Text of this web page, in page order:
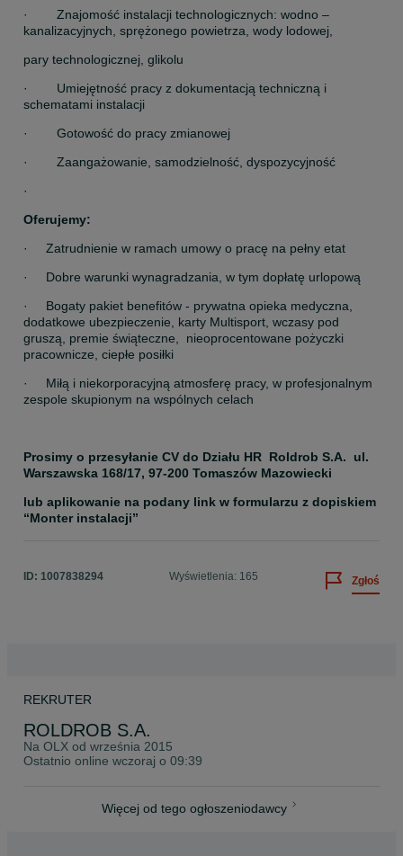
·        Znajomość instalacji technologicznych: wodno –
kanalizacyjnych, sprężonego powietrza, wody lodowej,
pary technologicznej, glikolu
·        Umiejętność pracy z dokumentacją techniczną i
schematami instalacji
·        Gotowość do pracy zmianowej
·        Zaangażowanie, samodzielność, dyspozycyjność
·
Oferujemy:
·     Zatrudnienie w ramach umowy o pracę na pełny etat
·     Dobre warunki wynagradzania, w tym dopłatę urlopową
·     Bogaty pakiet benefitów - prywatna opieka medyczna,
dodatkowe ubezpieczenie, karty Multisport, wczasy pod
gruszą, premie świąteczne,  nieoprocentowane pożyczki
pracownicze, ciepłe posiłki
·     Miłą i niekorporacyjną atmosferę pracy, w profesjonalnym
zespole skupionym na wspólnych celach
Prosimy o przesyłanie CV do Działu HR  Roldrob S.A.  ul.
Warszawska 168/17, 97-200 Tomaszów Mazowiecki
lub aplikowanie na podany link w formularzu z dopiskiem
“Monter instalacji”
ID: 1007838294 Wyświetlenia: 165 Zgłoś
REKRUTER
ROLDROB S.A.
Na OLX od września 2015
Ostatnio online wczoraj o 09:39
Więcej od tego ogłoszeniodawcy